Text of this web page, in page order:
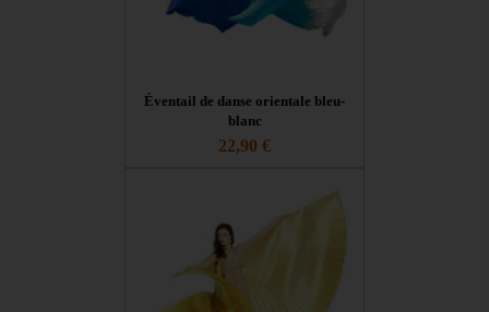
Éventail de danse orientale bleu-
blanc
22,90 €